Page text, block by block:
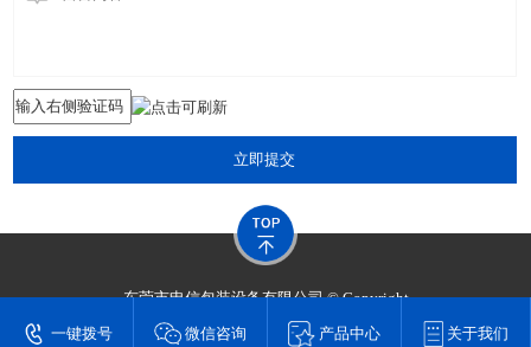
立即提交
东莞市申信包装设备有限公司 © Copyright
东莞网站建设​
一键拨号 微信咨询 产品中心 关于我们